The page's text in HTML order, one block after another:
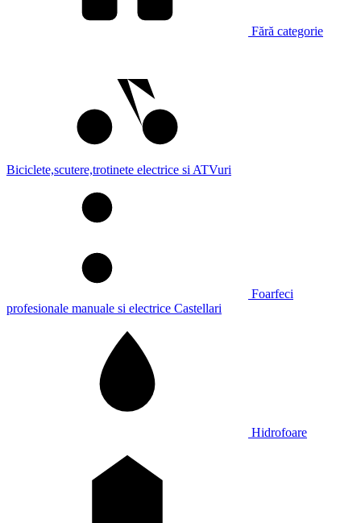
Fără categorie
Biciclete,scutere,trotinete electrice si ATVuri
Foarfeci
profesionale manuale si electrice Castellari
Hidrofoare